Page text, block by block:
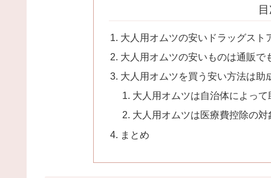
大人用オムツの安いドラッグスト
大人用オムツの安いものは通販で
大人用オムツを買う安い方法は助
大人用オムツは自治体によって
大人用オムツは医療費控除の
まとめ